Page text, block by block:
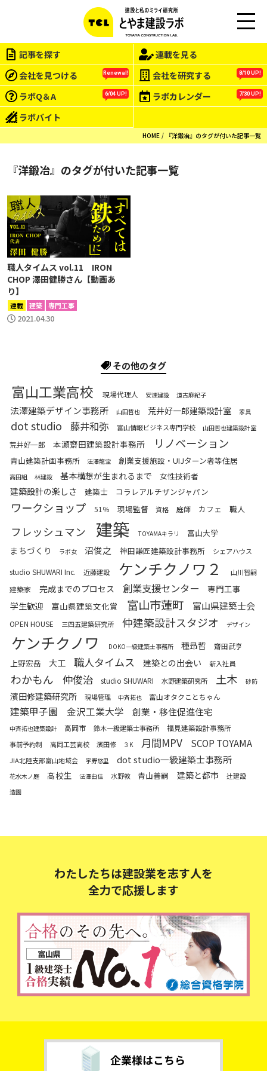
EN
記事を探す
連載を見る
会社を見つける
Renewal! 会社を研究する 8/10 UP!
ラボQ＆A 6/04 UP! ラボカレンダー 7/30 UP!
ラボバイト
HOME 『洋鍛冶』のタグが付いた記事一覧
『洋鍛冶』のタグが付いた記事一覧
職人タイムス vol.11 IRON
CHOP 澤田健勝さん【動画あ
り】
連載 建築 専門工事
2021.04.30
その他のタグ
富山工業高校 現場代理人 安達建設 道古麻紀子
法澤建築デザイン事務所 山田哲也 荒井好一郎建築設計室 家具
dot studio 藤井和弥 富山情報ビジネス専門学校 山田哲也建築設計室
荒井好一郎 本瀬齋田建築設計事務所 リノベーション
青山建築計画事務所 法澤龍宝 創業支援施設・UIJターン者等住居
高田組 林建設 基本構想が生まれるまで 女性技術者
建築設計の楽しさ 建築士 コラレアルチザンジャパン
ワークショップ 51％ 現場監督 資格 庭師 カフェ 職人
フレッシュマン 建築 TOYAMAキラリ 富山大学
まちづくり ラボ女 沼俊之 神田謙匠建築設計事務所 シェアハウス
studio SHUWARI Inc. 近藤建設 ケンチクノワ２ 山川智嗣
建築家 完成までのプロセス 創業支援センター
専門工事
学生歓迎
富山県建築文化賞 富山市蓮町 富山県建築士会
OPEN HOUSE 三四五建築研究所 仲建築設計スタジオ デザイン
ケンチクノワ DOKO一級建築士事務所 種昻哲 齋田武亨
上野宏岳 大工 職人タイムス 建築との出会い 新入社員
わかもん 仲俊治 studio SHUWARI 水野建築研究所 土木 砂防
濱田修建築研究所 現場管理 中斉拓也 富山オタクことちゃん
建築甲子園 金沢工業大学 創業・移住促進住宅
中斉拓也建築設計 高岡市 鈴木一級建築士事務所 福見建築設計事務所
事前予約制 高岡工芸高校 濱田修 ３K 月間MPV SCOP TOYAMA
JIA北陸支部富山地域会 宇野悠里 dot studio一級建築士事務所
花水木ノ庭 高校生 法澤由佳 水野敦 青山善嗣 建築と都市 辻建設
造園
わたしたちは建設業を志す人を
全力で応援します